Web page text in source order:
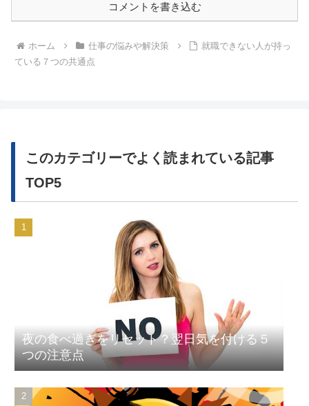
コメントを書き込む
ホーム 仕事の悩みや解決策
就職できない人が持っ
ている７つの共通点
このカテゴリーでよく読まれている記事
TOP5
夜の食べ過ぎをリセット？翌日気を付ける５
つの注意点